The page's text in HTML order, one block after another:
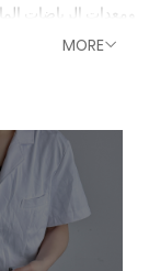
ومعدات الرياضات
MORE